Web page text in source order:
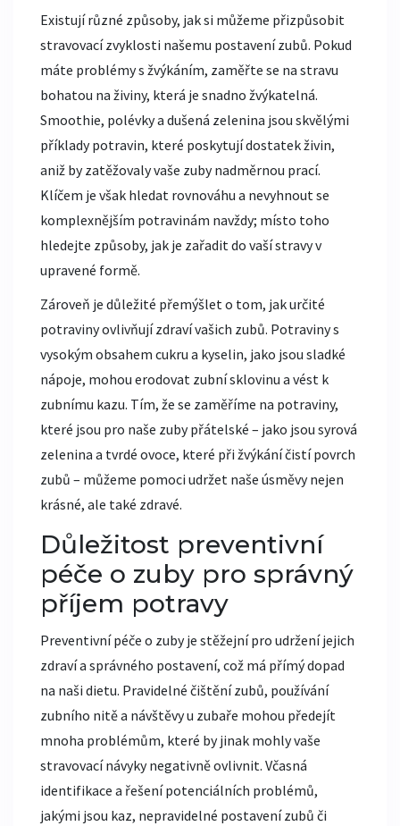
Existují různé způsoby, jak si můžeme přizpůsobit
stravovací zvyklosti našemu postavení zubů. Pokud
máte problémy s žvýkáním, zaměřte se na stravu
bohatou na živiny, která je snadno žvýkatelná.
Smoothie, polévky a dušená zelenina jsou skvělými
příklady potravin, které poskytují dostatek živin,
aniž by zatěžovaly vaše zuby nadměrnou prací.
Klíčem je však hledat rovnováhu a nevyhnout se
komplexnějším potravinám navždy; místo toho
hledejte způsoby, jak je zařadit do vaší stravy v
upravené formě.
Zároveň je důležité přemýšlet o tom, jak určité
potraviny ovlivňují zdraví vašich zubů. Potraviny s
vysokým obsahem cukru a kyselin, jako jsou sladké
nápoje, mohou erodovat zubní sklovinu a vést k
zubnímu kazu. Tím, že se zaměříme na potraviny,
které jsou pro naše zuby přátelské – jako jsou syrová
zelenina a tvrdé ovoce, které při žvýkání čistí povrch
zubů – můžeme pomoci udržet naše úsměvy nejen
krásné, ale také zdravé.
Důležitost preventivní
péče o zuby pro správný
příjem potravy
Preventivní péče o zuby je stěžejní pro udržení jejich
zdraví a správného postavení, což má přímý dopad
na naši dietu. Pravidelné čištění zubů, používání
zubního nitě a návštěvy u zubaře mohou předejít
mnoha problémům, které by jinak mohly vaše
stravovací návyky negativně ovlivnit. Včasná
identifikace a řešení potenciálních problémů,
jakými jsou kaz, nepravidelné postavení zubů či